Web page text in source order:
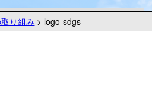
り組み > logo-sdgs